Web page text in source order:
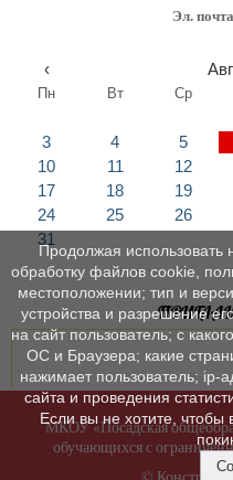
Эл. почта
‹
Пн Вт Ср
3
4 5
10
11 12
17
18 19
24
25 26
31
МКОУ «Посадская
обучающихся с
©
Продолжая использовать
обработку файлов cookie,
местоположении; тип и
устройства и разрешение
на сайт пользователь; с
ОС и Браузера; какие
нажимает пользователь; ip-
сайта и проведения
Если вы не хотите,